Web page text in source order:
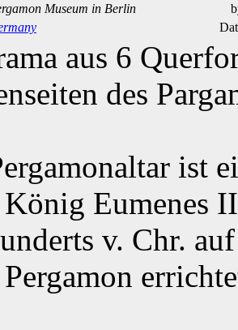
Museum in Berlin
aus 6
des
ist
Eumenes
v. Chr.